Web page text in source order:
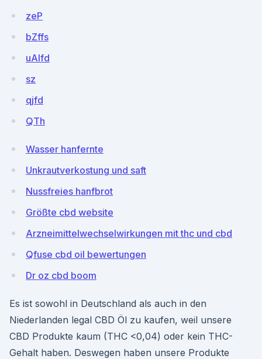
zeP
bZffs
uAlfd
sz
qjfd
QTh
Wasser hanfernte
Unkrautverkostung und saft
Nussfreies hanfbrot
Größte cbd website
Arzneimittelwechselwirkungen mit thc und cbd
Qfuse cbd oil bewertungen
Dr oz cbd boom
Es ist sowohl in Deutschland als auch in den
Niederlanden legal CBD Öl zu kaufen, weil unsere
CBD Produkte kaum (THC <0,04) oder kein THC-
Gehalt haben. Deswegen haben unsere Produkte